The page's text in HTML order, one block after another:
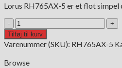
Lorus RH765AX-5 er et flot simpel
Lorus
RH765AX-
5
antal
Tilføj til kurv
Varenummer (SKU): RH765AX-5
Browse